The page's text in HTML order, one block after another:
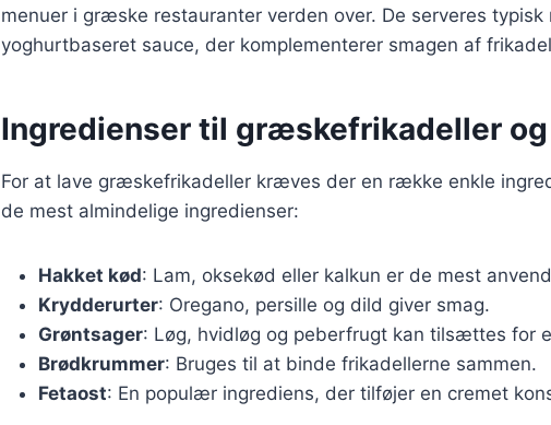
menuer i græske restauranter verden over. De serveres
yoghurtbaseret sauce, der komplementerer smagen af
Ingredienser til græskefrikadeller
For at lave græskefrikadeller kræves der en række enkle
de mest almindelige ingredienser:
Hakket kød: Lam, oksekød eller kalkun er de mest
Krydderurter: Oregano, persille og dild giver smag.
Grøntsager: Løg, hvidløg og peberfrugt kan tilsættes for
Brødkrummer: Bruges til at binde frikadellerne sammen.
Fetaost: En populær ingrediens, der tilføjer en cremet